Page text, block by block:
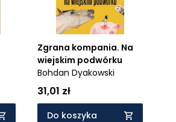
Zgrana kompania. Na
wiejskim podwórku
Bohdan Dyakowski
31,01 zł
Do koszyka